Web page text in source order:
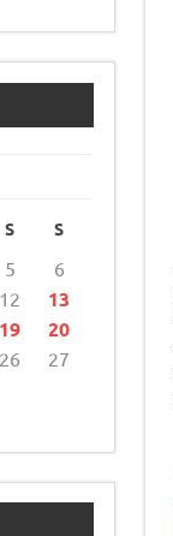
S S
5
6
12
13
19 20
26
27